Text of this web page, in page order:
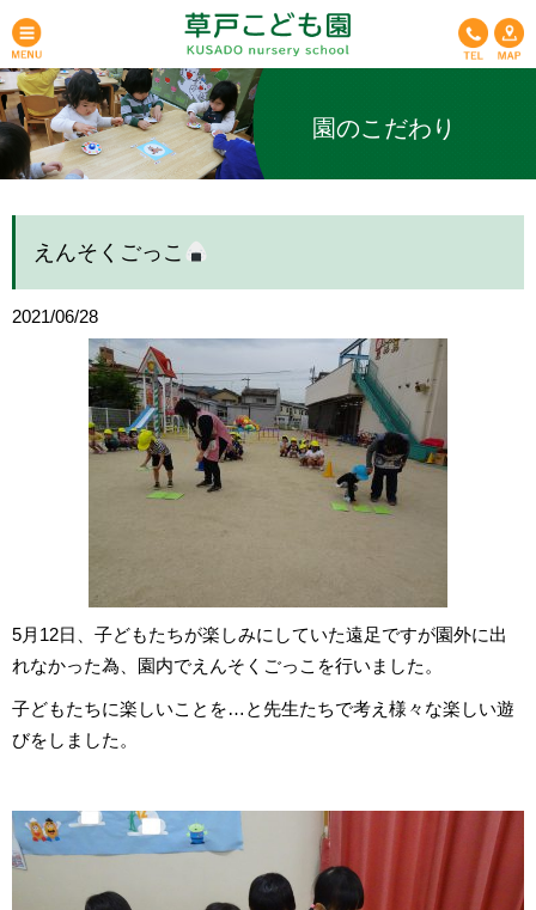
園のこだわり
えんそくごっこ
2021/06/28
5月12日、子どもたちが楽しみにしていた遠足ですが園外に出
れなかった為、園内でえんそくごっこを行いました。
子どもたちに楽しいことを…と先生たちで考え様々な楽しい遊
びをしました。